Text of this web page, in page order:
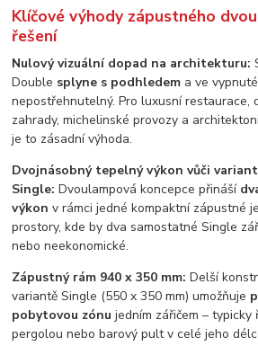
Klíčové výhody zápustného
řešení
Nulový vizuální dopad na architekturu:
Double splyne s podhledem a ve
nepostřehnutelný. Pro luxusní restaurace,
zahrady, michelinské provozy a
je to zásadní výhoda.
Dvojnásobný tepelný výkon vůči
Single: Dvoulampová koncepce přináší
výkon v rámci jedné kompaktní zápustné
prostory, kde by dva samostatné Single
nebo neekonomické.
Zápustný rám 940 x 350 mm: Delší
variantě Single (550 x 350 mm) umožňuje
pobytovou zónu jedním zářičem –
pergolou nebo barový pult v celé jeho